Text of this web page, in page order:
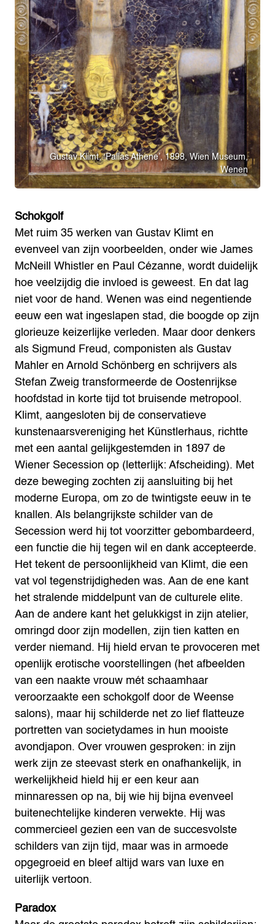
Gustav Klimt, ‘Pallas Athene’, 1898, Wien Museum,
Wenen
Schokgolf
Met ruim 35 werken van Gustav Klimt en
evenveel van zijn voorbeelden, onder wie James
McNeill Whistler en Paul Cézanne, wordt duidelijk
hoe veelzijdig die invloed is geweest. En dat lag
niet voor de hand. Wenen was eind negentiende
eeuw een wat ingeslapen stad, die boogde op zijn
glorieuze keizerlijke verleden. Maar door denkers
als Sigmund Freud, componisten als Gustav
Mahler en Arnold Schönberg en schrijvers als
Stefan Zweig transformeerde de Oostenrijkse
hoofdstad in korte tijd tot bruisende metropool.
Klimt, aangesloten bij de conservatieve
kunstenaarsvereniging het Künstlerhaus, richtte
met een aantal gelijkgestemden in 1897 de
Wiener Secession op (letterlijk: Afscheiding). Met
deze beweging zochten zij aansluiting bij het
moderne Europa, om zo de twintigste eeuw in te
knallen.Als belangrijkste schilder van de
Secession werd hij tot voorzitter gebombardeerd,
een functie die hij tegen wil en dank accepteerde.
Het tekent de persoonlijkheid van Klimt, die een
vat vol tegenstrijdigheden was. Aan de ene kant
het stralende middelpunt van de culturele elite.
Aan de andere kant het gelukkigst in zijn atelier,
omringd door zijn modellen, zijn tien katten en
verder niemand. Hij hield ervan te provoceren met
openlijk erotische voorstellingen (het afbeelden
van een naakte vrouw mét schaamhaar
veroorzaakte een schokgolf door de Weense
salons), maar hij schilderde net zo lief flatteuze
portretten van societydames in hun mooiste
avondjapon. Over vrouwen gesproken: in zijn
werk zijn ze steevast sterk en onafhankelijk, in
werkelijkheid hield hij er een keur aan
minnaressen op na, bij wie hij bijna evenveel
buitenechtelijke kinderen verwekte. Hij was
commercieel gezien een van de succesvolste
schilders van zijn tijd, maar was in armoede
opgegroeid en bleef altijd wars van luxe en
uiterlijk vertoon.
Paradox